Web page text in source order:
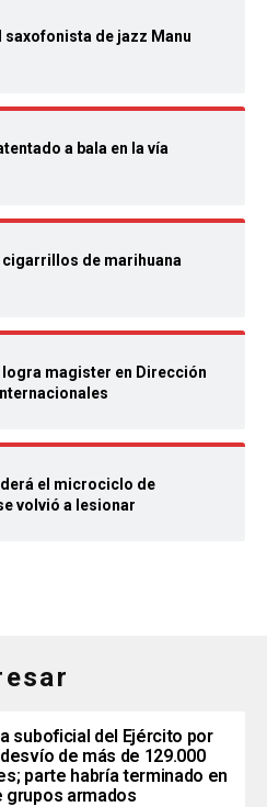
saxofonista de jazz Manu
a bala en la vía
cigarrillos de marihuana
magister en Dirección
el microciclo de
volvió a lesionar
suboficial del Ejército por
de más de 129.000
parte habría terminado en
grupos armados